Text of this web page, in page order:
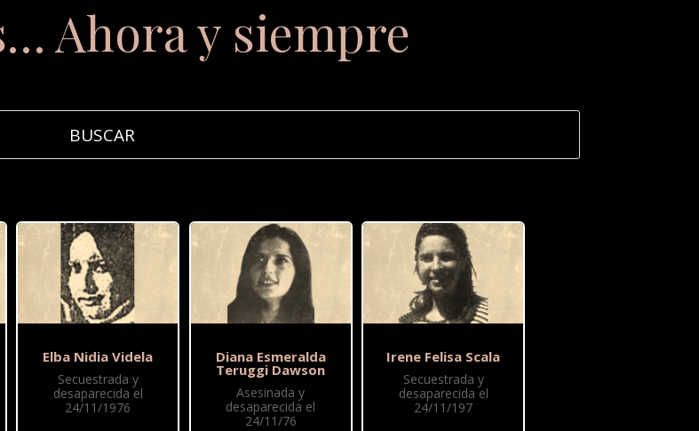
Ahora y siempre
Elba Nidia Videla
Secuestrada y
desaparecida el
24/11/1976
Diana Esmeralda
Teruggi Dawson
Asesinada y
desaparecida el
24/11/76
Irene Felisa Scala
Secuestrada y
desaparecida el
24/11/197